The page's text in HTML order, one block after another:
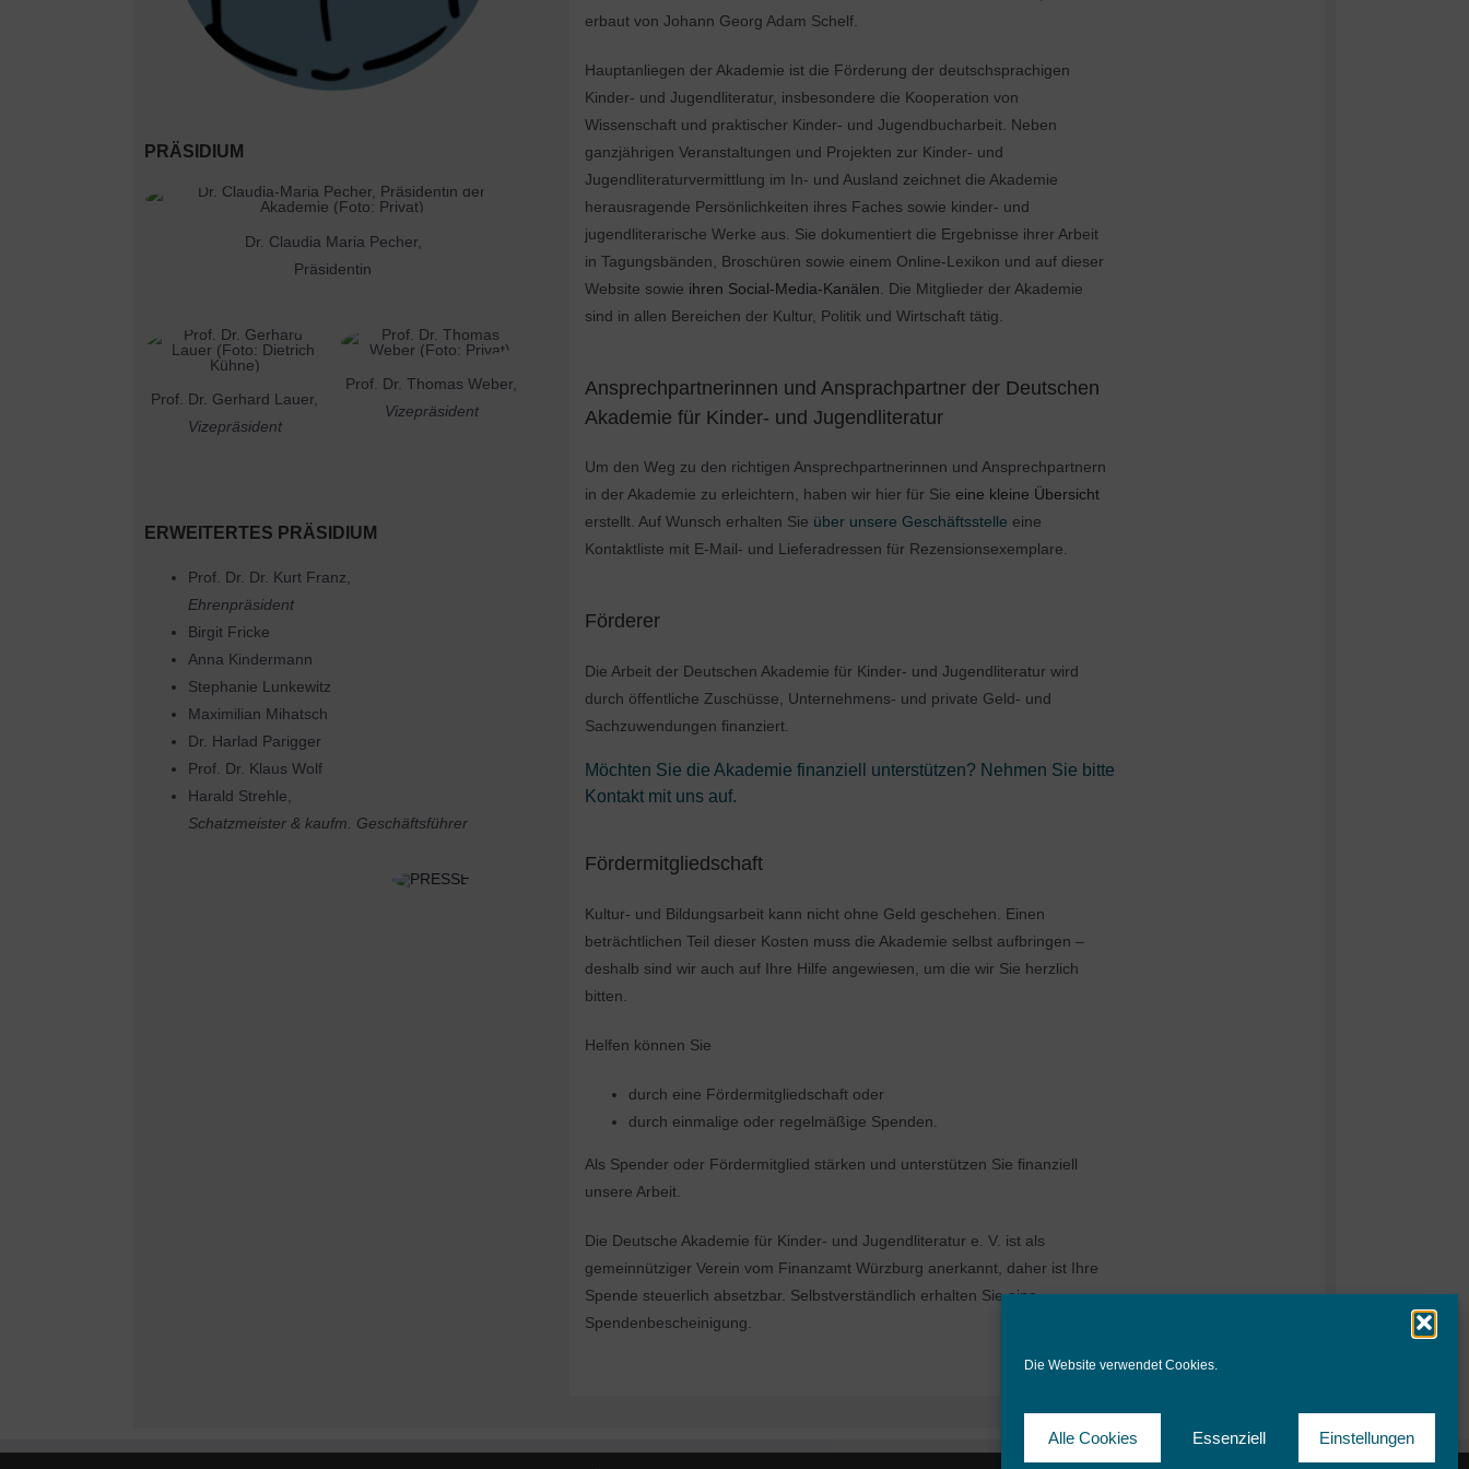
Die Website verwendet Cookies.
Alle Cookies Essenziell Einstellungen
PRÄSIDIUM
Dr. Claudia Maria Pecher,
Präsidentin
Prof. Dr. Gerhard Lauer,
Vizepräsident
Prof. Dr. Thomas Weber,
Vizepräsident
ERWEITERTES PRÄSIDIUM
Prof. Dr. Dr. Kurt Franz,
Ehrenpräsident
Birgit Fricke
Anna Kindermann
Stephanie Lunkewitz
Maximilian Mihatsch
Dr. Harlad Parigger
Prof. Dr. Klaus Wolf
Harald Strehle,
Schatzmeister & kaufm. Geschäftsführer
erbaut von Johann Georg Adam Schelf.
Hauptanliegen der Akademie ist die Förderung der deutschsprachigen
Kinder- und Jugendliteratur, insbesondere die Kooperation von
Wissenschaft und praktischer Kinder- und Jugendbucharbeit. Neben
ganzjährigen Veranstaltungen und Projekten zur Kinder- und
Jugendliteraturvermittlung im In- und Ausland zeichnet die Akademie
herausragende Persönlichkeiten ihres Faches sowie kinder- und
jugendliterarische Werke aus. Sie dokumentiert die Ergebnisse ihrer Arbeit
in Tagungsbänden, Broschüren sowie einem Online-Lexikon und auf dieser
Website sowie ihren Social-Media-Kanälen . Die Mitglieder der Akademie
sind in allen Bereichen der Kultur, Politik und Wirtschaft tätig.
Ansprechpartnerinnen und Ansprachpartner der Deutschen
Akademie für Kinder- und Jugendliteratur
Um den Weg zu den richtigen Ansprechpartnerinnen und Ansprechpartnern
in der Akademie zu erleichtern, haben wir hier für Sie eine kleine Übersicht
erstellt. Auf Wunsch erhalten Sie über unsere Geschäftsstelle eine
Kontaktliste mit E-Mail- und Lieferadressen für Rezensionsexemplare.
Förderer
Die Arbeit der Deutschen Akademie für Kinder- und Jugendliteratur wird
durch öffentliche Zuschüsse, Unternehmens- und private Geld- und
Sachzuwendungen finanziert.
Möchten Sie die Akademie finanziell unterstützen? Nehmen Sie bitte
Kontaktmit uns auf.
Fördermitgliedschaft
Kultur- und Bildungsarbeit kann nicht ohne Geld geschehen. Einen
beträchtlichen Teil dieser Kosten muss die Akademie selbst aufbringen –
deshalb sind wir auch auf Ihre Hilfe angewiesen, um die wir Sie herzlich
bitten.
Helfen können Sie
durch eine Fördermitgliedschaft oder
durch einmalige oder regelmäßige Spenden.
Als Spender oder Fördermitglied stärken und unterstützen Sie finanziell
unsere Arbeit.
Die Deutsche Akademie für Kinder- und Jugendliteratur e. V. ist als
gemeinnütziger Verein vom Finanzamt Würzburg anerkannt, daher ist Ihre
Spende steuerlich absetzbar. Selbstverständlich erhalten Sie eine
Spendenbescheinigung.